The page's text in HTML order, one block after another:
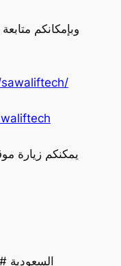
وبإمكانكم
يمكنكم زيارة